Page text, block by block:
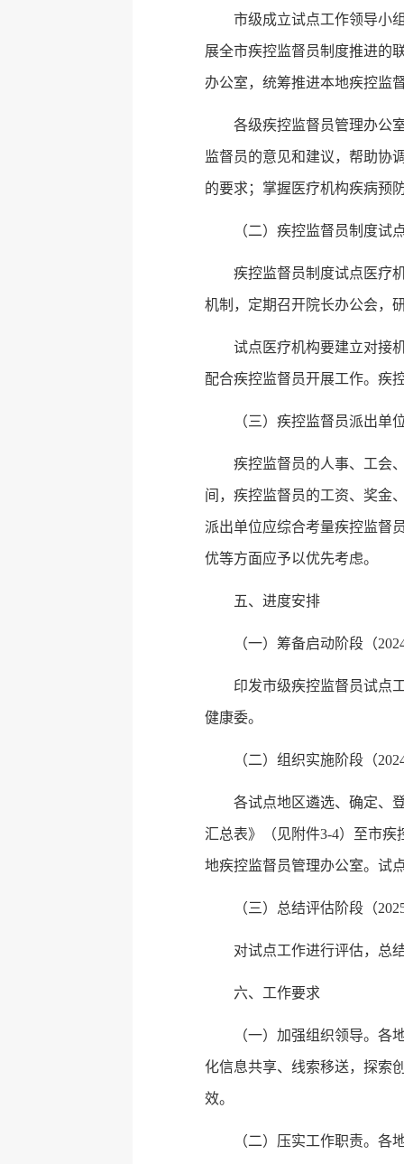
市级成立试点工作领导小
展全市疾控监督员制度推进的
办公室，统筹推进本地疾控监
各级疾控监督员管理办公
监督员的意见和建议，帮助协
的要求；掌握医疗机构疾病预
（二）疾控监督员制度试
疾控监督员制度试点医疗
机制，定期召开院长办公会，
试点医疗机构要建立对接
配合疾控监督员开展工作。疾
（三）疾控监督员派出单
疾控监督员的人事、工会
间，疾控监督员的工资、奖金
派出单位应综合考量疾控监督
优等方面应予以优先考虑。
五、进度安排
（一）筹备启动阶段（
印发市级疾控监督员试点
健康委。
（二）组织实施阶段（
各试点地区遴选、确定、
汇总表》（见附件3-4）至市
地疾控监督员管理办公室。试
（三）总结评估阶段（
对试点工作进行评估，总
六、工作要求
（一）加强组织领导。
化信息共享、线索移送，探索
效。
（二）压实工作职责。